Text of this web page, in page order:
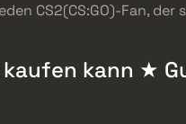
CS2(CS:GO)-Fan,
kaufen kann ★